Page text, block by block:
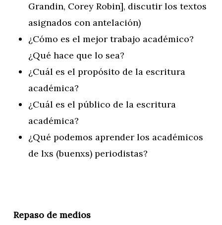
Grandin, Corey Robin], discutir los textos
asignados con antelación)
¿Cómo es el mejor trabajo académico?
¿Qué hace que lo sea?
¿Cuál es el propósito de la escritura
académica?
¿Cuál es el público de la escritura
académica?
¿Qué podemos aprender los académicos
de lxs (buenxs) periodistas?
Repaso de medios